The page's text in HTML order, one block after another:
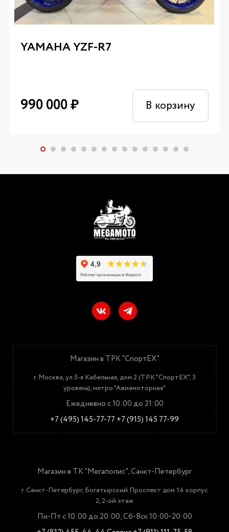
YAMAHA YZF-R7
990 000₽ В корзину
Магазин в ТРК "СпортЕХ"
г. Москва, ул.5-я Кабельная, дом 2 (ТРК "СпортЕХ", 3
уровень), метро "Авиамоторная"
Ежедневно с 10:00 до 21:00
+7 (495) 145-77-77 +7 (915) 145 77-99
Магазин в ТК "Мегаполис", Санкт-Петербург
г. Санкт-Петербург, Богатырский Проспект дом 14 корпус
2, 2-ой этаж
Пн-Пт с 10:00 до 20:00, Сб-Вск 10:00-20:00